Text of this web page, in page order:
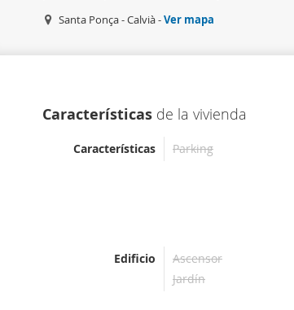
Santa Ponça - Calvià -Ver mapa
Características de la vivienda
Características Parking
Edificio
Ascensor
Jardín